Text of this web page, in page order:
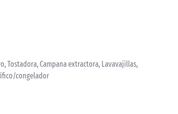
Tostadora, Campana extractora, Lavavajillas,
congelador